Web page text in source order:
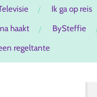
Ik ga op reis
haakt BySteffie
regeltante